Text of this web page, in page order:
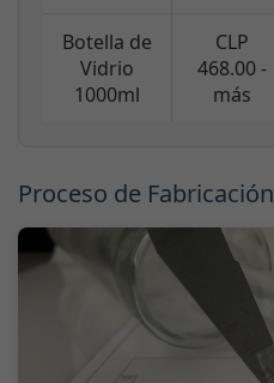
Botella de
Vidrio
1000ml
CLP
468.00 -
más
Proceso de Fabricación